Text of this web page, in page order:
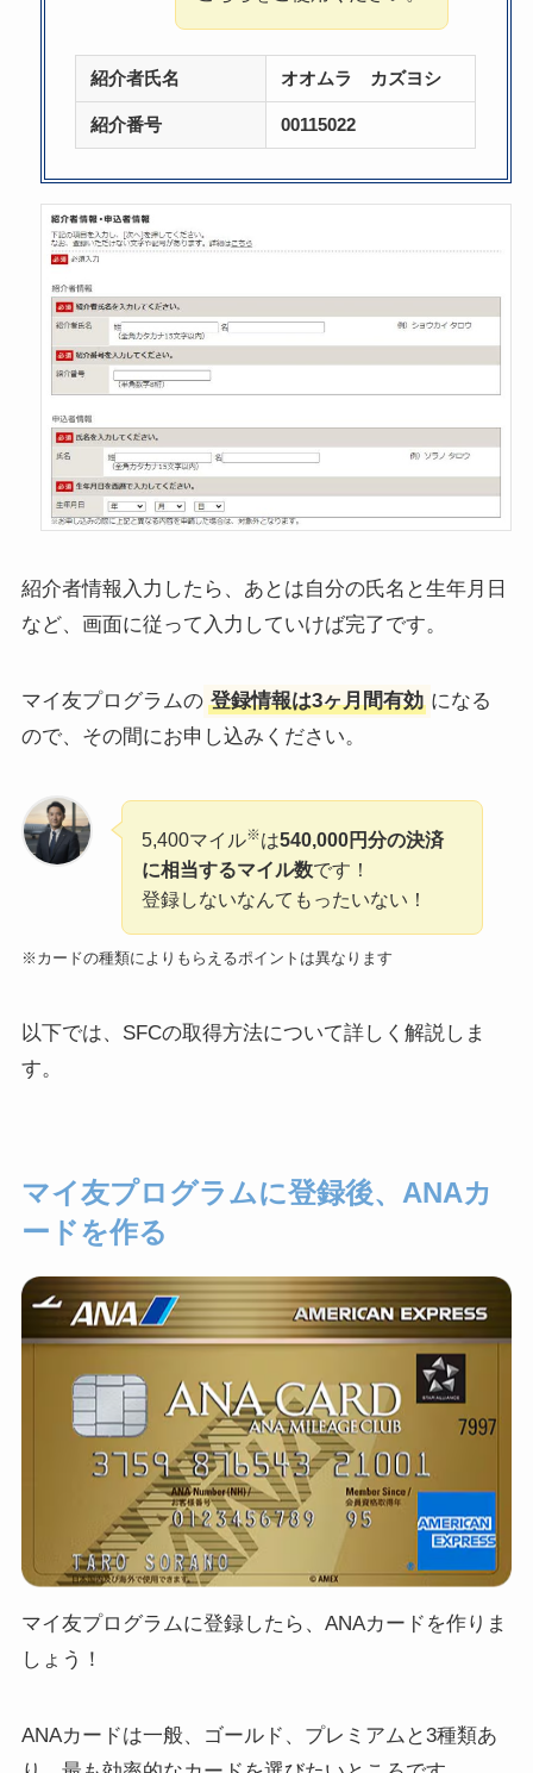
紹介者氏名 オオムラ カズヨシ
紹介番号 00115022
紹介者情報入力したら、あとは自分の氏名と生年月日
など、画面に従って入力していけば完了です。
マイ友プログラムの 登録情報は3ヶ月間有効 になる
ので、その間にお申し込みください。
5,400マイル※は540,000円分の決済
に相当するマイル数です！
登録しないなんてもったいない！
※カードの種類によりもらえるポイントは異なります
以下では、SFCの取得方法について詳しく解説しま
す。
マイ友プログラムに登録後、ANAカ
ードを作る
マイ友プログラムに登録したら、ANAカードを作りま
しょう！
ANAカードは一般、ゴールド、プレミアムと3種類あ